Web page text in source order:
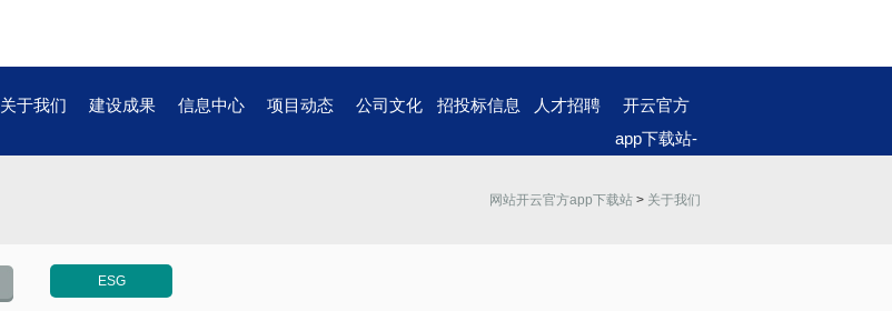
关于我们 建设成果 信息中心 项目动态 公司文化 招投标信息 人才招聘
开云官方
app下载站-
国）
网站开云官方app下载站 > 关于我们
ESG